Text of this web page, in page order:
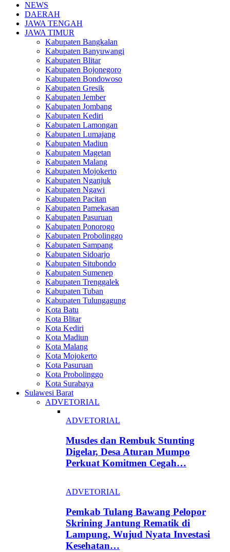
NEWS
DAERAH
JAWA TENGAH
JAWA TIMUR
Kabupaten Bangkalan
Kabupaten Banyuwangi
Kabupaten Blitar
Kabupaten Bojonegoro
Kabupaten Bondowoso
Kabupaten Gresik
Kabupaten Jember
Kabupaten Jombang
Kabupaten Kediri
Kabupaten Lamongan
Kabupaten Lumajang
Kabupaten Madiun
Kabupaten Magetan
Kabupaten Malang
Kabupaten Mojokerto
Kabupaten Nganjuk
Kabupaten Ngawi
Kabupaten Pacitan
Kabupaten Pamekasan
Kabupaten Pasuruan
Kabupaten Ponorogo
Kabupaten Probolinggo
Kabupaten Sampang
Kabupaten Sidoarjo
Kabupaten Situbondo
Kabupaten Sumenep
Kabupaten Trenggalek
Kabupaten Tuban
Kabupaten Tulungagung
Kota Batu
Kota Blitar
Kota Kediri
Kota Madiun
Kota Malang
Kota Mojokerto
Kota Pasuruan
Kota Probolinggo
Kota Surabaya
Sulawesi Barat
ADVETORIAL
ADVETORIAL
Musdes dan Rembuk Stunting
Digelar, Desa Aturan Mumpo
Perkuat Komitmen Cegah…
ADVETORIAL
Pemkab Tulang Bawang Pelopor
Skrining Jantung Rematik di
Lampung, Wujud Nyata Investasi
Kesehatan…